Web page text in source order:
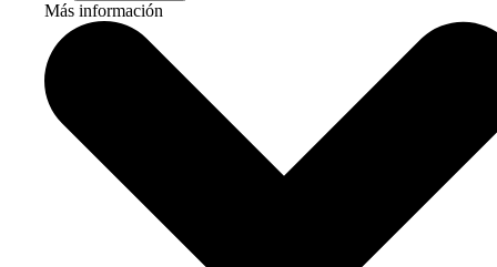
Más información